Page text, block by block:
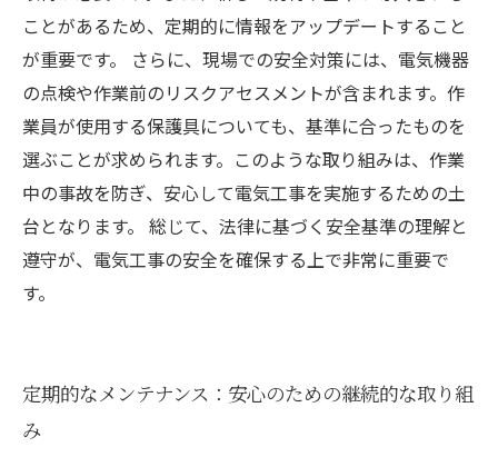
ことがあるため、定期的に情報をアップデートすること
が重要です。 さらに、現場での安全対策には、電気機器
の点検や作業前のリスクアセスメントが含まれます。作
業員が使用する保護具についても、基準に合ったものを
選ぶことが求められます。このような取り組みは、作業
中の事故を防ぎ、安心して電気工事を実施するための土
台となります。 総じて、法律に基づく安全基準の理解と
遵守が、電気工事の安全を確保する上で非常に重要で
す。
定期的なメンテナンス：安心のための継続的な取り組
み